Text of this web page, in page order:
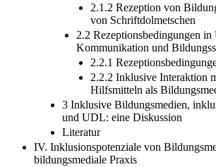
2.1.2 Rezeption von
von Schriftdolmetschen
2.2 Rezeptionsbedingungen in
Kommunikation und
2.2.1
2.2.2 Inklusive Interaktion
Hilfsmitteln als
3 Inklusive Bildungsmedien,
und UDL: eine Diskussion
Literatur
IV. Inklusionspotenziale von
bildungsmediale Praxis